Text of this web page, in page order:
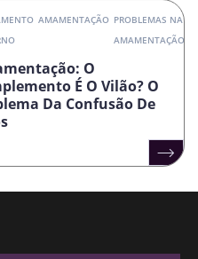
AMAMENTAÇÃO PROBLEMAS NA
AMAMENTAÇÃO
O
É O Vilão? O
Da Confusão De